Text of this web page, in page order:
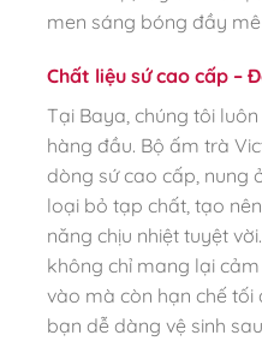
men sáng bóng đầy
Chất liệu sứ cao cấp –
Tại Baya, chúng tôi
hàng đầu. Bộ ấm trà
dòng sứ cao cấp, nung
loại bỏ tạp chất, tạo
năng chịu nhiệt tuyệt
không chỉ mang lại
vào mà còn hạn chế tối
bạn dễ dàng vệ sinh